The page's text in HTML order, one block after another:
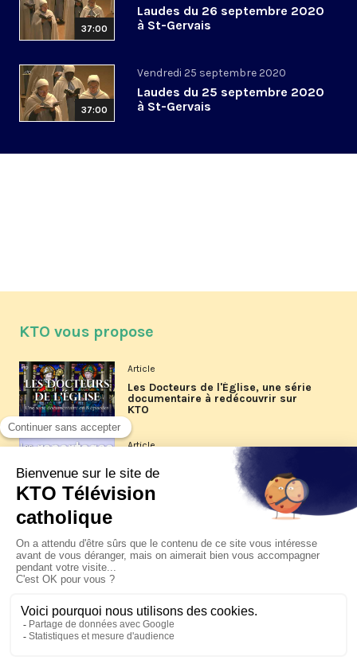
37:00
Laudes du 26 septembre 2020
à St-Gervais
37:00
Vendredi 25 septembre 2020
Laudes du 25 septembre 2020
à St-Gervais
KTO vous propose
Article
Les Docteurs de l'Église, une série
documentaire à redécouvrir sur
KTO
Article
Les reportages d'été 2026 de KTO
La visite pastorale du pape Léon
XIV à Assise à suivre sur KTO le
jeudi 6 août
Le pape en Uruguay, Argentine et
Pérou du 6 au 17 novembre 2026